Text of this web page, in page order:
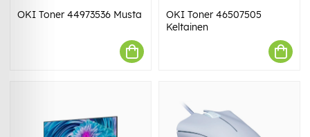
OKI Toner 44973536 Musta
OKI Toner 46507505
Keltainen